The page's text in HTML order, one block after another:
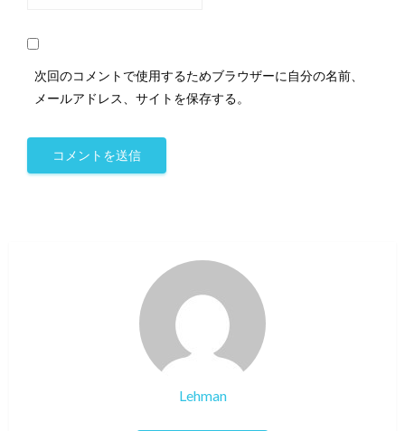
次回のコメントで使用するためブラウザーに自分の名前、
メールアドレス、サイトを保存する。
Lehman